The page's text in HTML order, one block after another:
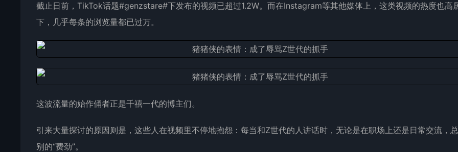
截止日前，TikTok话题#genzstare#下发布的视频已超过1.2W。而在Instagram等其他媒体上，这类视频的热度也高
下，几乎每条的浏览量都已过万。
这波流量的始作俑者正是千禧一代的博主们。
引来大量探讨的原因则是，这些人在视频里不停地抱怨：每当和Z世代的人讲话时，无论是在职场上还是日常交流，
别的“费劲”。